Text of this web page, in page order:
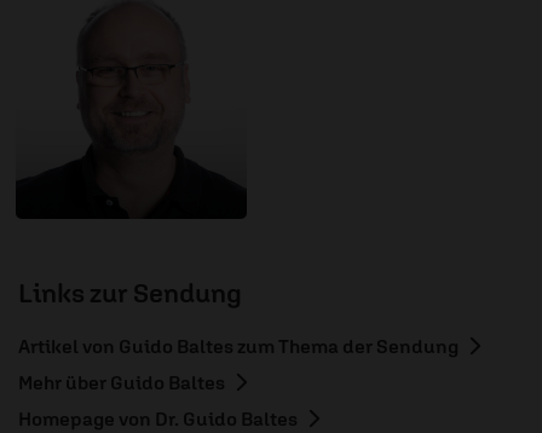
Links zur Sendung
Artikel von Guido Baltes zum Thema der Sendung
Mehr über Guido Baltes
Homepage von Dr. Guido Baltes